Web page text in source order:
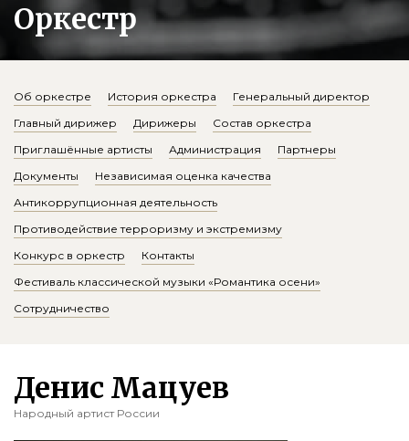
Оркестр
Об оркестре История оркестра
Генеральный директор
Главный дирижер
Дирижеры
Состав оркестра
Приглашённые артисты
Администрация
Партнеры
Документы
Независимая оценка качества
Антикоррупционная деятельность
Противодействие терроризму и экстремизму
Конкурс в оркестр
Контакты
Фестиваль классической музыки «Романтика осени»
Сотрудничество
Денис Мацуев
Народный артист России